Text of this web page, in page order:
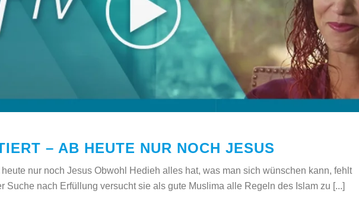
– AB HEUTE NUR NOCH JESUS
heute nur noch Jesus Obwohl Hedieh alles hat, was man sich wünschen kann, fehlt
Suche nach Erfüllung versucht sie als gute Muslima alle Regeln des Islam zu [...]